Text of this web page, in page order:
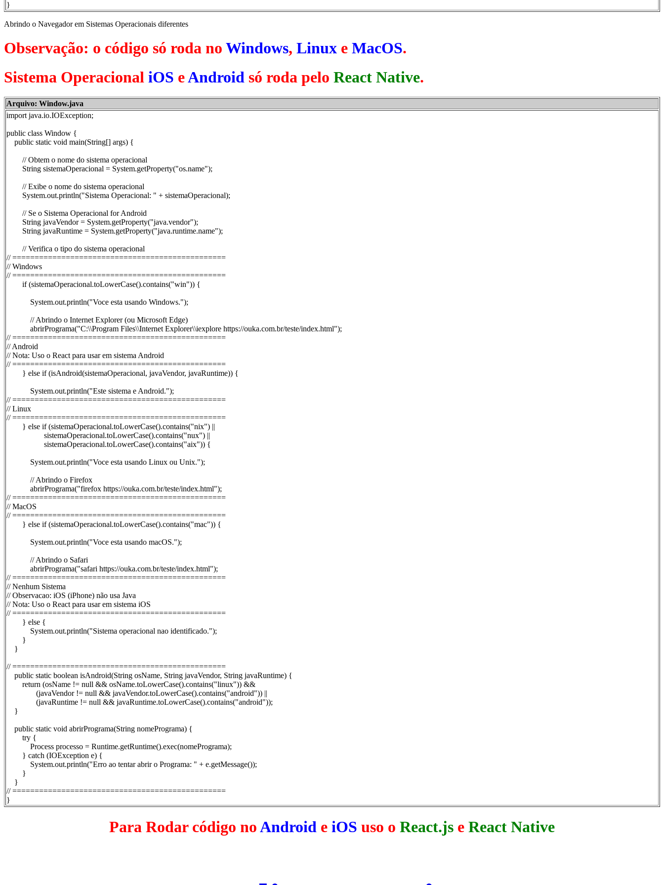
}
Abrindo o Navegador em Sistemas Operacionais diferentes
Observação: o código só roda no Windows, Linux e MacOS.
Sistema Operacional iOS eAndroid só roda pelo React Native.
Arquivo: Window.java
import java.io.IOException;
public class Window {
public static void main(String[] args) {
// Obtem o nome do sistema operacional
String sistemaOperacional = System.getProperty("os.name");
// Exibe o nome do sistema operacional
System.out.println("Sistema Operacional: " + sistemaOperacional);
// Se o Sistema Operacional for Android
String javaVendor = System.getProperty("java.vendor");
String javaRuntime = System.getProperty("java.runtime.name");
// Verifica o tipo do sistema operacional
// ================================================
// Windows
// ================================================
if (sistemaOperacional.toLowerCase().contains("win")) {
System.out.println("Voce esta usando Windows.");
// Abrindo o Internet Explorer (ou Microsoft Edge)
abrirPrograma("C:\\Program Files\\Internet Explorer\\iexplore https://ouka.com.br/teste/index.html");
// ================================================
// Android
// Nota: Uso o React para usar em sistema Android
// ================================================
} else if (isAndroid(sistemaOperacional, javaVendor, javaRuntime)) {
System.out.println("Este sistema e Android.");
// ================================================
// Linux
// ================================================
} else if (sistemaOperacional.toLowerCase().contains("nix") ||
sistemaOperacional.toLowerCase().contains("nux") ||
sistemaOperacional.toLowerCase().contains("aix")) {
System.out.println("Voce esta usando Linux ou Unix.");
// Abrindo o Firefox
abrirPrograma("firefox https://ouka.com.br/teste/index.html");
// ================================================
// MacOS
// ================================================
} else if (sistemaOperacional.toLowerCase().contains("mac")) {
System.out.println("Voce esta usando macOS.");
// Abrindo o Safari
abrirPrograma("safari https://ouka.com.br/teste/index.html");
// ================================================
// Nenhum Sistema
// Observacao: iOS (iPhone) não usa Java
// Nota: Uso o React para usar em sistema iOS
// ================================================
} else {
System.out.println("Sistema operacional nao identificado.");
}
}
// ================================================
public static boolean isAndroid(String osName, String javaVendor, String javaRuntime) {
return (osName != null && osName.toLowerCase().contains("linux")) &&
(javaVendor != null && javaVendor.toLowerCase().contains("android")) ||
(javaRuntime != null && javaRuntime.toLowerCase().contains("android"));
}
public static void abrirPrograma(String nomePrograma) {
try {
Process processo = Runtime.getRuntime().exec(nomePrograma);
} catch (IOException e) {
System.out.println("Erro ao tentar abrir o Programa: " + e.getMessage());
}
}
// ================================================
}
Para Rodar código noAndroid e iOS uso o React.js e React Native